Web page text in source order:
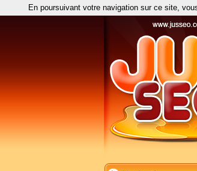
En poursuivant votre navigation sur ce site,